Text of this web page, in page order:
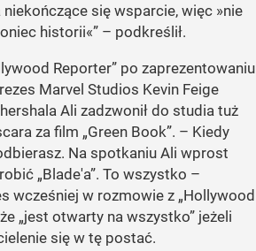
się wsparcie, więc »nie
historii«” – podkreślił.
Reporter” po zaprezentowaniu
Marvel Studios Kevin Feige
Ali zadzwonił do studia tuż
za film „Green Book”. – Kiedy
Na spotkaniu Ali wprost
„Blade'a”. To wszystko –
wcześniej w rozmowie z „Hollywood
„jest otwarty na wszystko” jeżeli
się w tę postać.